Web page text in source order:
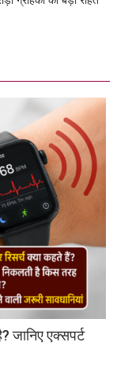
न
बैंक
कर
सकेंगे
आपका
मोबाइल-
लैपटॉप
लॉक,
1
जनवरी
2027
से
जानिए एक्सपर्ट